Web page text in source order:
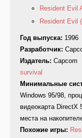
Resident Evil
Resident Evil
Год выпуска: 1996
Разработчик:
Издатель: Capcom
survival
Минимальные
Windows 95/98,
видеокарта
места на
Похожие игры: